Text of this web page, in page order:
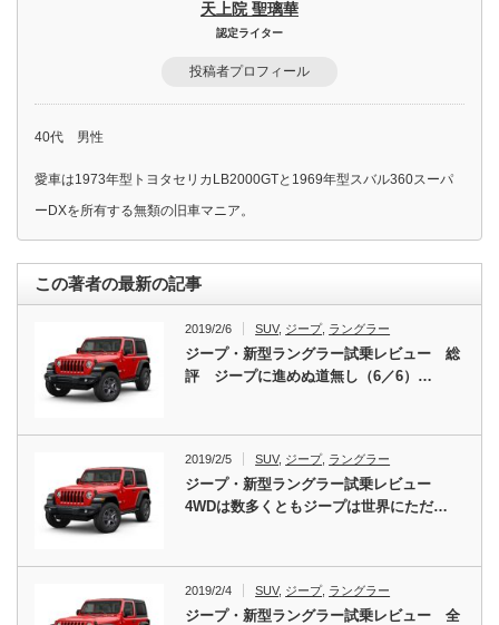
天上院 聖璃華
認定ライター
投稿者プロフィール
40代 男性
愛車は1973年型トヨタセリカLB2000GTと1969年型スバル360スーパ
ーDXを所有する無類の旧車マニア。
この著者の最新の記事
2019/2/6 SUV, ジープ, ラングラー
ジープ・新型ラングラー試乗レビュー 総
評 ジープに進めぬ道無し（6／6）…
2019/2/5 SUV, ジープ ラングラー
ジープ・新型ラングラー試乗レビュー
4WDは数多くともジープは世界にただ…
2019/2/4 SUV, ジープ, ラングラー
ジープ・新型ラングラー試乗レビュー 全